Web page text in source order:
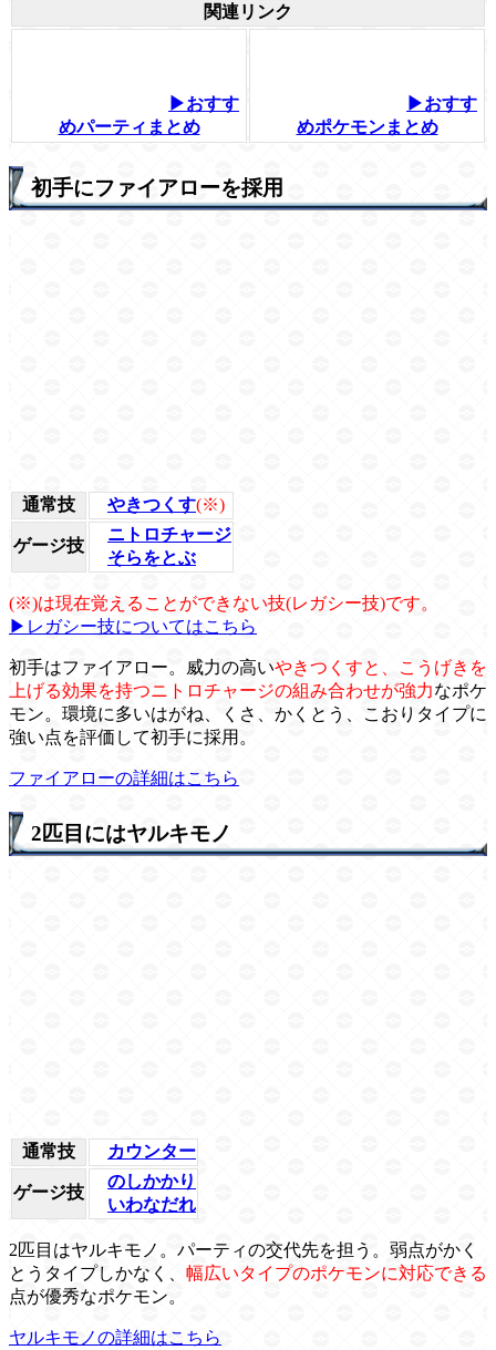
関連リンク
▶おすす
めパーティまとめ
▶おすす
めポケモンまとめ
初手にファイアローを採用
通常技 やきつくす(※)
ゲージ技
ニトロチャージ
そらをとぶ
(※)は現在覚えることができない技(レガシー技)です。
▶レガシー技についてはこちら
初手はファイアロー。威力の高いやきつくすと、こうげきを
上げる効果を持つニトロチャージの組み合わせが強力なポケ
モン。環境に多いはがね、くさ、かくとう、こおりタイプに
強い点を評価して初手に採用。
ファイアローの詳細はこちら
2匹目にはヤルキモノ
通常技 カウンター
ゲージ技
のしかかり
いわなだれ
2匹目はヤルキモノ。パーティの交代先を担う。弱点がかく
とうタイプしかなく、 幅広いタイプのポケモンに対応できる
点が優秀なポケモン。
ヤルキモノの詳細はこちら